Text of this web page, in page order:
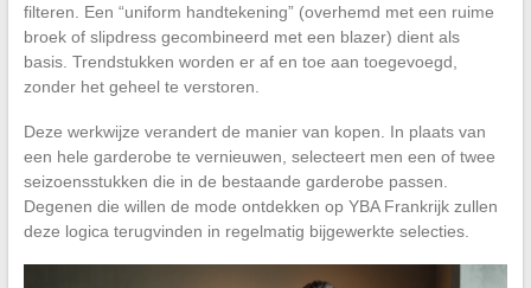
filteren. Een “uniform handtekening” (overhemd met een ruime
broek of slipdress gecombineerd met een blazer) dient als
basis. Trendstukken worden er af en toe aan toegevoegd,
zonder het geheel te verstoren.
Deze werkwijze verandert de manier van kopen. In plaats van
een hele garderobe te vernieuwen, selecteert men een of twee
seizoensstukken die in de bestaande garderobe passen.
Degenen die willen de mode ontdekken op YBA Frankrijk zullen
deze logica terugvinden in regelmatig bijgewerkte selecties.